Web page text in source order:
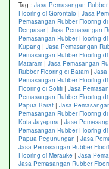
Tag : Jasa Pemasangan
Flooring di Gorontalo | Jasa
Pemasangan Rubber Flooring
Denpasar| Jasa Pemasangan
Pemasangan Rubber Flooring di
Kupang | Jasa Pemasangan
Pemasangan Rubber Flooring di
Mataram | Jasa Pemasangan
Rubber Flooring di Batam | Jasa
Pemasangan Rubber Flooring
Flooring di Sofifi | Jasa
Pemasangan Rubber Flooring
Papua Barat | Jasa
Pemasangan Rubber Flooring
Kota Jayapura | Jasa
Pemasangan Rubber Flooring di
Papua Pegunungan | Jasa
Jasa Pemasangan Rubber
Flooring di Merauke | Jasa
Jasa Pemasangan Rubber